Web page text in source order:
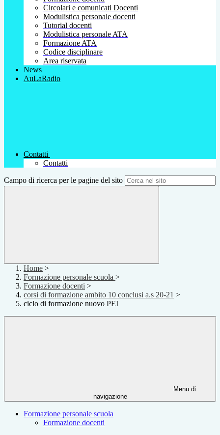
Circolari e comunicati Docenti
Modulistica personale docenti
Tutorial docenti
Modulistica personale ATA
Formazione ATA
Codice disciplinare
Area riservata
News
AuLaRadio
Contatti
Contatti
Campo di ricerca per le pagine del sito
Home >
Formazione personale scuola >
Formazione docenti >
corsi di formazione ambito 10 conclusi a.s 20-21 >
ciclo di formazione nuovo PEI
Menu di
navigazione
Formazione personale scuola
Formazione docenti